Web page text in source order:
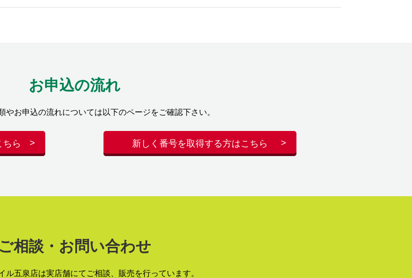
お申込の流れ
やお申込の流れについては以下のページをご確認下さい。
ちら 新しく番号を取得する方はこちら
ご相談・お問い合わせ
ル五泉店は実店舗にてご相談、販売を行っています。